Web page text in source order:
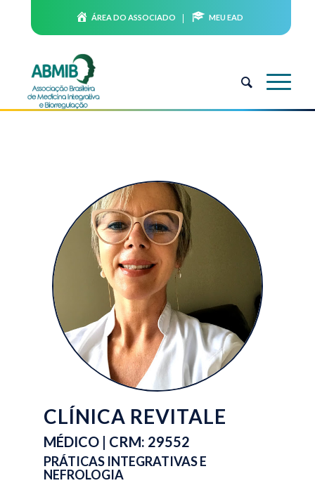
ÁREA DO ASSOCIADO MEU EAD
CLÍNICA REVITALE
MÉDICO | CRM: 29552
PRÁTICAS INTEGRATIVAS E
NEFROLOGIA